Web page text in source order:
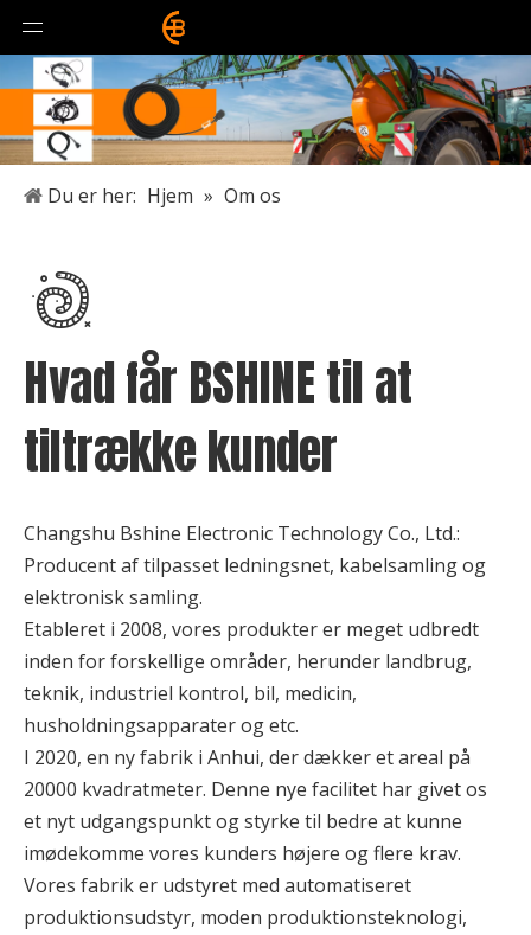
Du er her: Hjem » Om os
Hvad får BSHINE til at
tiltrække kunder
Changshu Bshine Electronic Technology Co., Ltd.:
Producent af tilpasset ledningsnet, kabelsamling og
elektronisk samling.
Etableret i 2008, vores produkter er meget udbredt
inden for forskellige områder, herunder landbrug,
teknik, industriel kontrol, bil, medicin,
husholdningsapparater og etc.
I 2020, en ny fabrik i Anhui, der dækker et areal på
20000 kvadratmeter. Denne nye facilitet har givet os
et nyt udgangspunkt og styrke til bedre at kunne
imødekomme vores kunders højere og flere krav.
Vores fabrik er udstyret med automatiseret
produktionsudstyr, moden produktionsteknologi,